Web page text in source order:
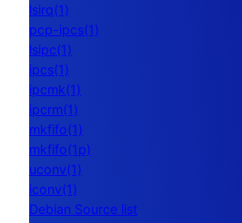
lsirq(1)
pcp-ipcs(1)
lsipc(1)
ipcs(1)
ipcmk(1)
ipcrm(1)
mkfifo(1)
mkfifo(1p)
uconv(1)
iconv(1)
Debian Source list